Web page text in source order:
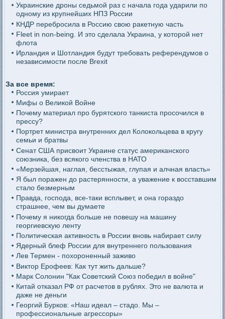
Украинские дроны седьмой раз с начала года ударили по
одному из крупнейших НПЗ России
КНДР перебросила в Россию свою ракетную часть
Fleet in non-being. И это сделала Украина, у которой нет
флота
Ирландия и Шотландия будут требовать референдумов о
независимости после Brexit
За все время:
Россия умирает
Мифы о Великой Войне
Почему материал про бурятского танкиста просочился в
прессу?
Портрет министра внутренних дел Колокольцева в кругу
семьи и братвы
Сенат США присвоит Украине статус американского
союзника, без всякого членства в НАТО
«Мерзейшая, наглая, бесстыжая, глупая и алчная власть»
Я был поражен до растерянности, а уважение к восставшим
стало безмерным
Правда, господа, все-таки всплывет, и она гораздо
страшнее, чем вы думаете
Почему я никогда больше не повешу на машину
георгиевскую ленту
Политическая активность в России вновь набирает силу
Ядерный блеф России для внутреннего пользования
Лев Термен - похороненный заживо
Виктор Ерофеев: Как тут жить дальше?
Марк Солонин "Как Советский Союз победил в войне"
Китай отказал РФ от расчетов в рублях. Это не валюта и
даже не деньги
Георгий Бурков: «Наш идеал – стадо. Мы –
профессиональные агрессоры»